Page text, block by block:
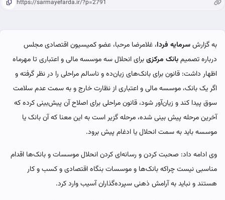
به گزارشسرمایه فردا، غلامرضا مرحبا، عضو کمیسیون اقتصادی مجلس
درباره تصمیمبانک مرکزیبرای انحلال سه موسسه مالی و اعتباری تا مهرماه
اظهار داشت: قانون برای بانک‌های زیان‌ده و ناسالم مراحلی را در نظر گرفته و
اگر یک بانک، موسسه مالی و اعتباری از نظارت خارج و به سمت عدم سلامت
سوق پیدا کند و زیان‌آور شود، قانون مراحلی برای اصلاح آن‌ پیش‌بینی کرده که
آخرین مرحله پیش بینی شده، مرحله گزیر است به این معنا که آن بانک یا
موسسه باید به سمت انحلال یا ادغام پیش برود.
وی ادامه داد: صحبت کردن و رسانه‌ای کردن انحلال موسسات و بانک‌ها اقدام
مناسبی نیست چراکه بانک‌ها و موسسات بنگاه اقتصادی و کسب و کار
هستند و نباید به آرامش‌ ذهنی سپرده‌‌گذاران آسیب وارد کرد.